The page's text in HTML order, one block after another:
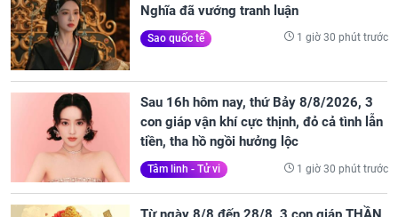
Nghĩa đã vướng tranh luận
Sao quốc tế 1 giờ 30 phút trước
Sau 16h hôm nay, thứ Bảy 8/8/2026, 3
con giáp vận khí cực thịnh, đỏ cả tình lẫn
tiền, tha hồ ngồi hưởng lộc
Tâm linh - Tử vi 1 giờ 30 phút trước